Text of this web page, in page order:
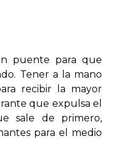
puente para que
Tener a la mano
recibir la mayor
que expulsa el
sale de primero,
para el medio